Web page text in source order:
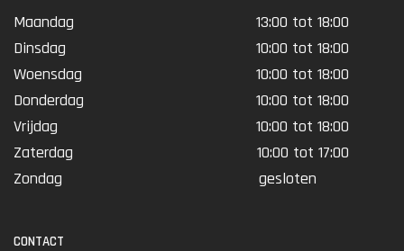
Maandag
13:00 tot 18:00
Dinsdag
10:00 tot 18:00
Woensdag
10:00 tot 18:00
Donderdag
10:00 tot 18:00
Vrijdag
10:00 tot 18:00
Zaterdag
10:00 tot 17:00
Zondag
gesloten
CONTACT